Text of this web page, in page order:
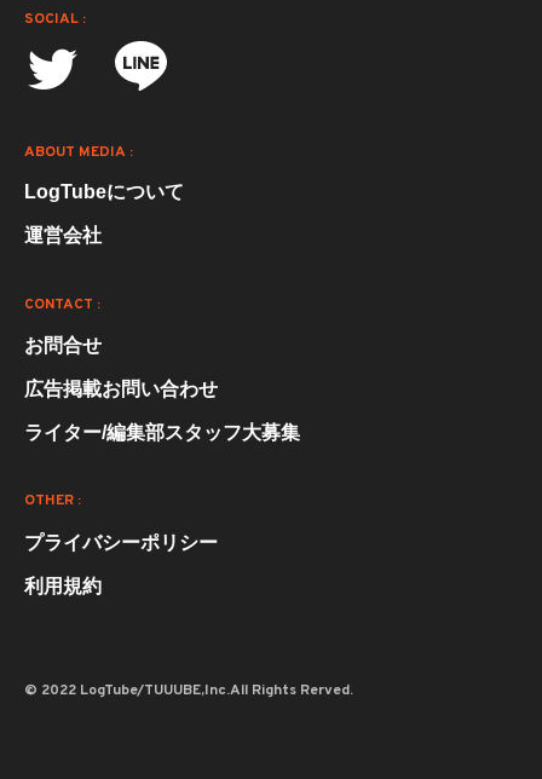
SOCIAL :
ABOUT MEDIA :
LogTubeについて
運営会社
CONTACT :
お問合せ
広告掲載お問い合わせ
ライター/編集部スタッフ大募集
OTHER :
プライバシーポリシー
利用規約
© 2022 LogTube/TUUUBE,Inc.All Rights Rerved.